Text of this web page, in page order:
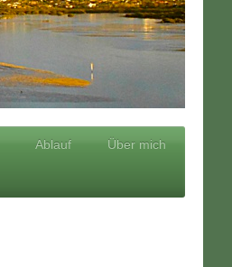
Ablauf Über mich